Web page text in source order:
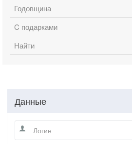
Годовщина
C подарками
Найти
Данные